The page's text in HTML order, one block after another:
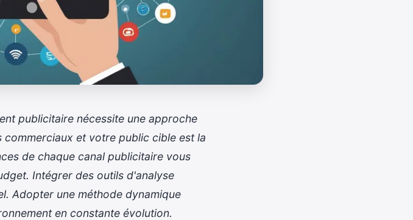
publicitaire nécessite une approche
et votre public cible est la
de chaque canal publicitaire vous
Intégrer des outils d'analyse
Adopter une méthode dynamique
en constante évolution.